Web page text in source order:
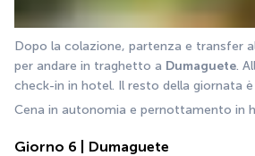
Dopo la colazione, partenza e transfer
per andare in traghetto a Dumaguete.
check-in in hotel. Il resto della giornata è
Cena in autonomia e pernottamento in
Giorno 6 | Dumaguete